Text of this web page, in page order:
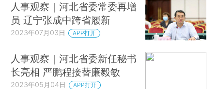
人事观察｜河北省委常委再增
员 辽宁张成中跨省履新
2023年07月03日 APP打开
人事观察｜河北省委新任秘书
长亮相 严鹏程接替廉毅敏
2023年05月04日 APP打开